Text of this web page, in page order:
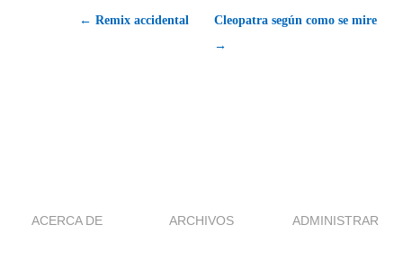
← Remix accidental
Cleopatra según como se mire
→
ACERCA DE ARCHIVOS ADMINISTRAR